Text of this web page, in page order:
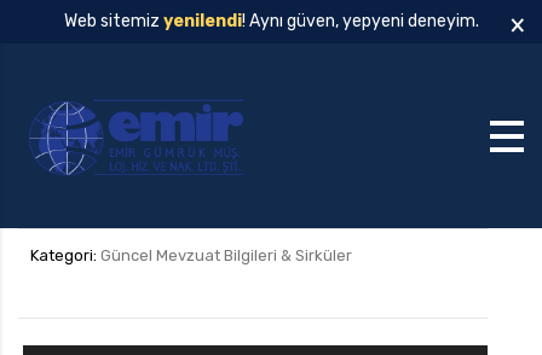
Web sitemiz yenilendi! Aynı güven, yepyeni deneyim. ×
Kategori: Güncel Mevzuat Bilgileri & Sirküler